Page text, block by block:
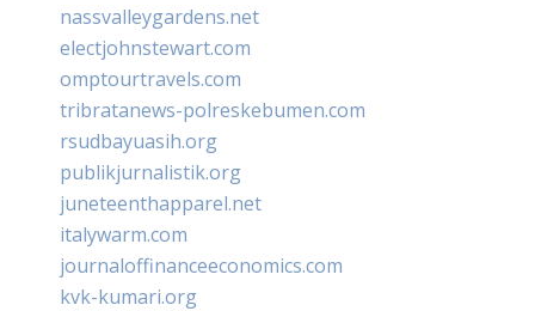
nassvalleygardens.net
electjohnstewart.com
omptourtravels.com
tribratanews-polreskebumen.com
rsudbayuasih.org
publikjurnalistik.org
juneteenthapparel.net
italywarm.com
journaloffinanceeconomics.com
kvk-kumari.org